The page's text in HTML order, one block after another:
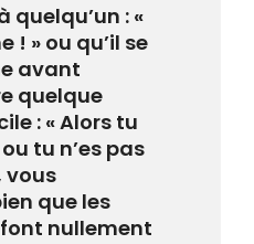
quelqu’un : «
! » ou qu’il se
avant
quelque
: « Alors tu
tu n’es pas
vous
que les
nullement